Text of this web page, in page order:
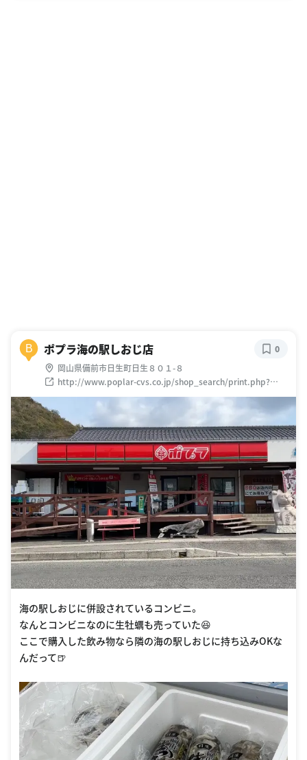
B ポプラ海の駅しおじ店
岡山県備前市日生町日生８０１-８
http://www.poplar-cvs.co.jp/shop_search/print.php?
id=1007
0
海の駅しおじに併設されているコンビニ。
なんとコンビニなのに生牡蠣も売っていた😆
ここで購入した飲み物なら隣の海の駅しおじに持ち込みOKな
んだって🍺